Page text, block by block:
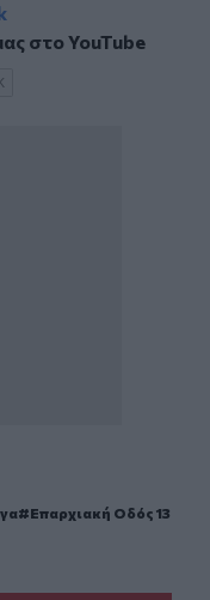
στοYouTube
Επαρχιακή Οδός 13